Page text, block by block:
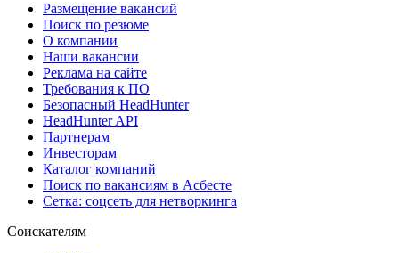
Размещение вакансий
Поиск по резюме
О компании
Наши вакансии
Реклама на сайте
Требования к ПО
Безопасный HeadHunter
HeadHunter API
Партнерам
Инвесторам
Каталог компаний
Поиск по вакансиям в Асбесте
Сетка: соцсеть для нетворкинга
Соискателям